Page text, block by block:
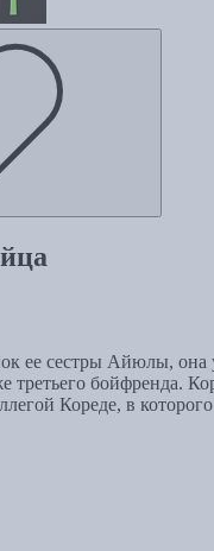
ее сестры Айюлы, она
третьего бойфренда.
Кореде, в